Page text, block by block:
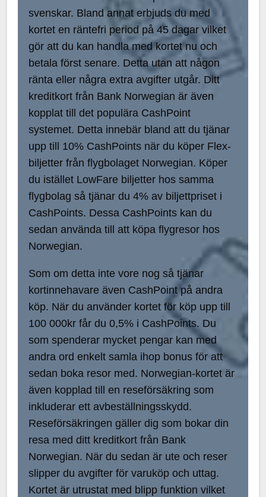
svenskar. Bland annat erbjuds du med
kortet en räntefri period på 45 dagar vilket
gör att du kan handla med kortet nu och
betala först senare. Detta utan att någon
ränta eller några extra avgifter utgår. Ditt
kreditkort från Bank Norwegian är även
kopplat till det populära CashPoint
systemet. Detta innebär bland att du tjänar
upp till 10% CashPoints när du köper Flex-
biljetter från flygbolaget Norwegian. Köper
du istället LowFare biljetter hos samma
flygbolag så tjänar du 4% av biljettpriset i
CashPoints. Dessa CashPoints kan du
sedan använda till att köpa flygresor hos
Norwegian.
Som om detta inte vore nog så tjänar
kortinnehavare även CashPoint på andra
köp. När du använder kortet för köp upp till
100 000kr får du 0,5% i CashPoints. Du
som spenderar mycket pengar kan med
andra ord enkelt samla ihop bonus för att
sedan boka resor med. Norwegian-kortet är
även kopplad till en reseförsäkring som
inkluderar ett avbeställningsskydd.
Reseförsäkringen gäller dig som bokar din
resa med ditt kreditkort från Bank
Norwegian. När du sedan är ute och reser
slipper du avgifter för varuköp och uttag.
Kortet är utrustat med blipp funktion vilket